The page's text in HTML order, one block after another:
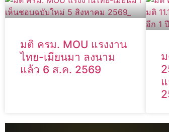
มติ ครม. MOU แรงงาน
ไทย-เมียนมา ลงนาม
แล้ว 6 ส.ค. 2569